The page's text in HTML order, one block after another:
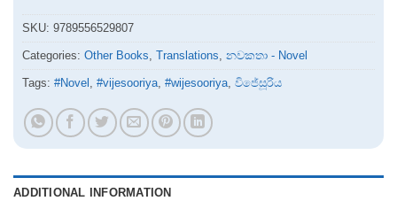
SKU: 9789556529807
Categories: Other Books, Translations, නවකතා - Novel
Tags: #Novel , #vijesooriya, #wijesooriya, විජේසූරිය
ADDITIONAL INFORMATION